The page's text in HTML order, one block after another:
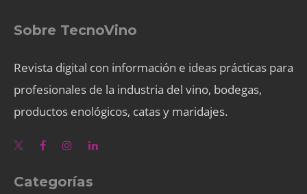
Sobre TecnoVino
Revista digital con información e ideas prácticas para
profesionales de la industria del vino, bodegas,
productos enológicos, catas y maridajes.
Categorías